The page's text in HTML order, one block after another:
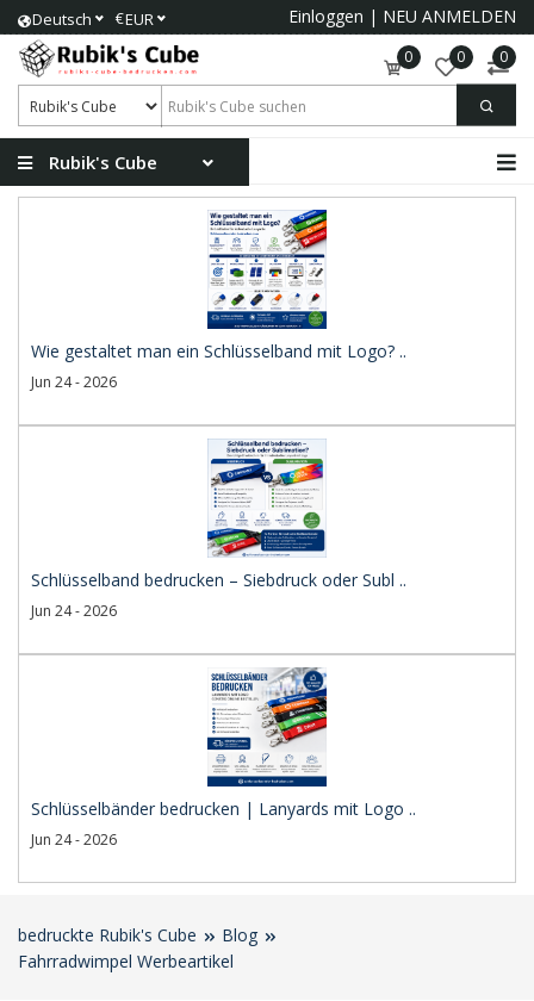
Deutsch €EUR Einloggen | NEU ANMELDEN
0 0 0
Rubik's Cube
Wie gestaltet man ein Schlüsselband mit Logo? ..
Jun 24 - 2026
Schlüsselband bedrucken – Siebdruck oder Subl ..
Jun 24 - 2026
Schlüsselbänder bedrucken | Lanyards mit Logo ..
Jun 24 - 2026
bedruckte Rubik's Cube
Blog
Fahrradwimpel Werbeartikel